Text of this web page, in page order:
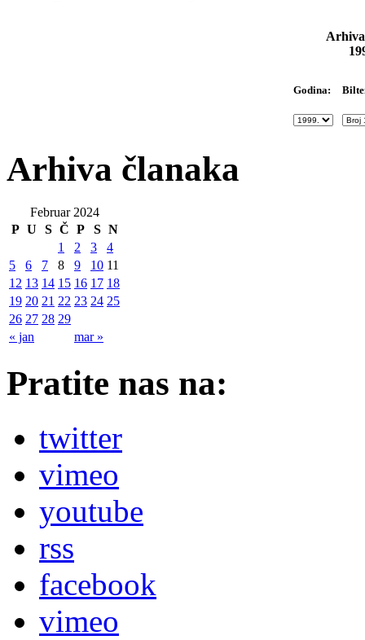
Godina:
Arhiva članaka
Februar 2024
P U S Č P S N
« jan mar »
1 2 3
4
5
6 7 8 9 10 11
12 13 14 15 16 17 18
19 20 21 22 23 24 25
26 27 28 29
Pratite nas na:
twitter
vimeo
youtube
rss
facebook
vimeo